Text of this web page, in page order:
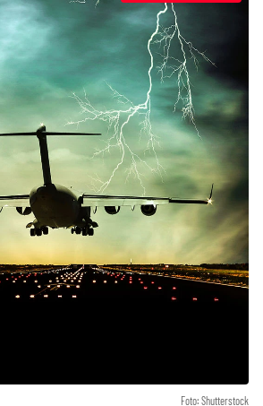
Foto: Shutterstock